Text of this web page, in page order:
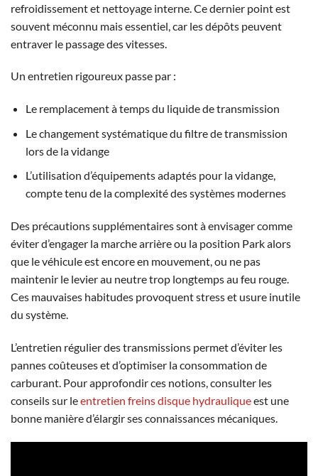
refroidissement et nettoyage interne. Ce dernier point est
souvent méconnu mais essentiel, car les dépôts peuvent
entraver le passage des vitesses.
Un entretien rigoureux passe par :
Le remplacement à temps du liquide de transmission
Le changement systématique du filtre de transmission
lors de la vidange
L’utilisation d’équipements adaptés pour la vidange,
compte tenu de la complexité des systèmes modernes
Des précautions supplémentaires sont à envisager comme
éviter d’engager la marche arrière ou la position Park alors
que le véhicule est encore en mouvement, ou ne pas
maintenir le levier au neutre trop longtemps au feu rouge.
Ces mauvaises habitudes provoquent stress et usure inutile
du système.
L’entretien régulier des transmissions permet d’éviter les
pannes coûteuses et d’optimiser la consommation de
carburant. Pour approfondir ces notions, consulter les
conseils sur leentretien freins disque hydrauliqueest une
bonne manière d’élargir ses connaissances mécaniques.